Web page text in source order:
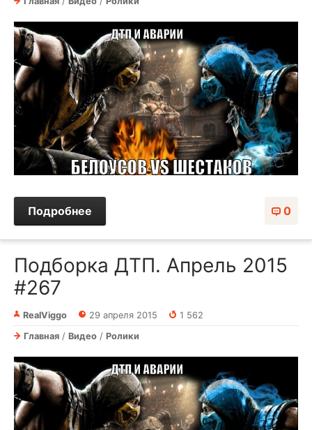
0
Подробнее
Подборка ДТП. Апрель 2015
#267
RealViggo 29 апреля 2015
1 562
Главная / Видео / Ролики